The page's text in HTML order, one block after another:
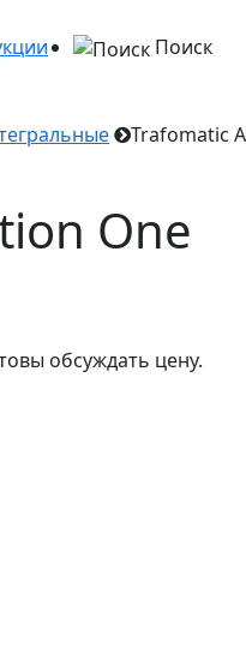
Поиск
Trafomatic
One
обсуждать цену.